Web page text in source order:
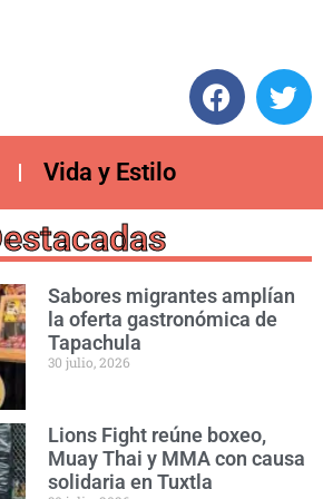
Vida y Estilo
Sabores migrantes amplían
la oferta gastronómica de
Tapachula
30 julio, 2026
Lions Fight reúne boxeo,
Muay Thai y MMA con causa
solidaria en Tuxtla